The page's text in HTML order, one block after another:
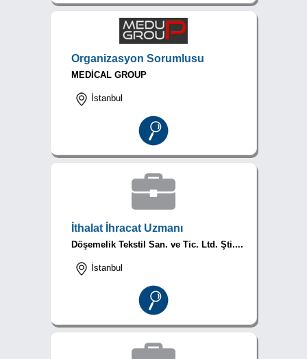
Organizasyon Sorumlusu
MEDİCAL GROUP
İstanbul
İthalat İhracat Uzmanı
Döşemelik Tekstil San. ve Tic. Ltd. Şti....
İstanbul